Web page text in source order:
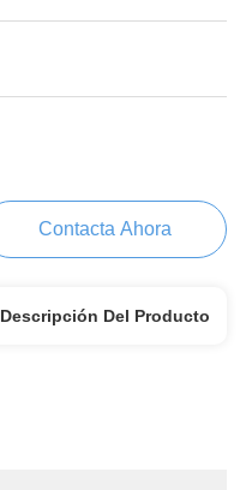
Contacta Ahora
Descripción Del Producto